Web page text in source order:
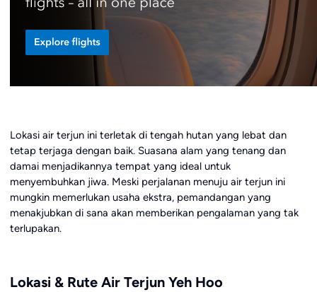
Lokasi air terjun ini terletak di tengah hutan yang lebat dan
tetap terjaga dengan baik. Suasana alam yang tenang dan
damai menjadikannya tempat yang ideal untuk
menyembuhkan jiwa. Meski perjalanan menuju air terjun ini
mungkin memerlukan usaha ekstra, pemandangan yang
menakjubkan di sana akan memberikan pengalaman yang tak
terlupakan.
Lokasi & Rute Air Terjun Yeh Hoo